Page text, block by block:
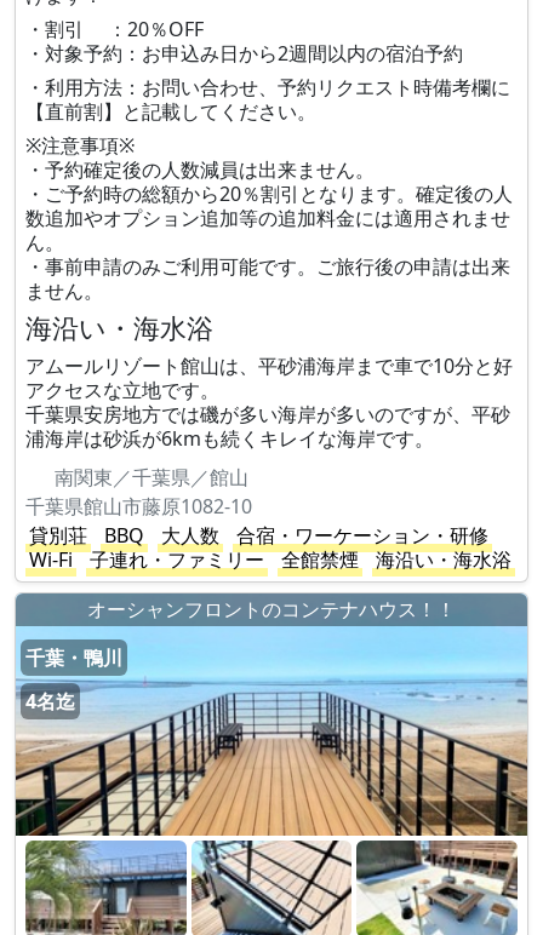
・割引 ：20％OFF
・対象予約：お申込み日から2週間以内の宿泊予約
・利用方法：お問い合わせ、予約リクエスト時備考欄に
【直前割】と記載してください。
※注意事項※
・予約確定後の人数減員は出来ません。
・ご予約時の総額から20％割引となります。確定後の人
数追加やオプション追加等の追加料金には適用されませ
ん。
・事前申請のみご利用可能です。ご旅行後の申請は出来
ません。
海沿い・海水浴
アムールリゾート館山は、平砂浦海岸まで車で10分と好
アクセスな立地です。
千葉県安房地方では磯が多い海岸が多いのですが、平砂
浦海岸は砂浜が6kmも続くキレイな海岸です。
南関東／千葉県／館山
千葉県館山市藤原1082-10
貸別荘
BBQ 大人数
合宿・ワーケーション・研修
Wi-Fi
子連れ・ファミリー 全館禁煙
海沿い・海水浴
オーシャンフロントのコンテナハウス！！
千葉・鴨川
4名迄